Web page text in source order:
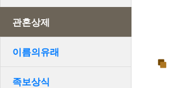
관혼상제
이름의유래
족보상식